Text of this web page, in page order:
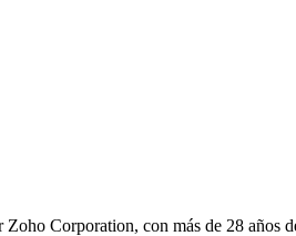
Corporation, con más de 28 años